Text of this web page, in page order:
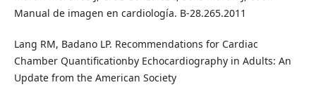
Manual de imagen en cardiología. B-28.265.2011
Lang RM, Badano LP. Recommendations for Cardiac
Chamber Quantificationby Echocardiography in Adults: An
Update from the American Society